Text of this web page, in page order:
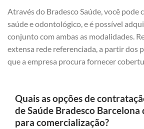
Através do Bradesco Saúde, você pode
saúde e odontológico, e é possível
conjunto com ambas as modalidades.
extensa rede referenciada, a partir dos
que a empresa procura fornecer
Quais as opções de
de Saúde Bradesco
para comercialização?